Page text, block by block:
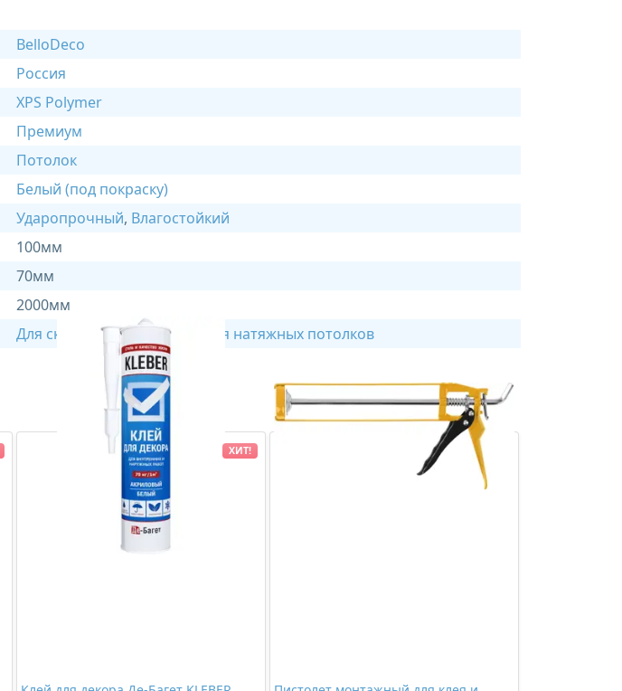
BelloDeco
Россия
XPS Polymer
Премиум
Потолок
Белый (под покраску)
Ударопрочный, Влагостойкий
100мм
70мм
2000мм
Для скрытого освещения Для натяжных потолков
ХИТ!